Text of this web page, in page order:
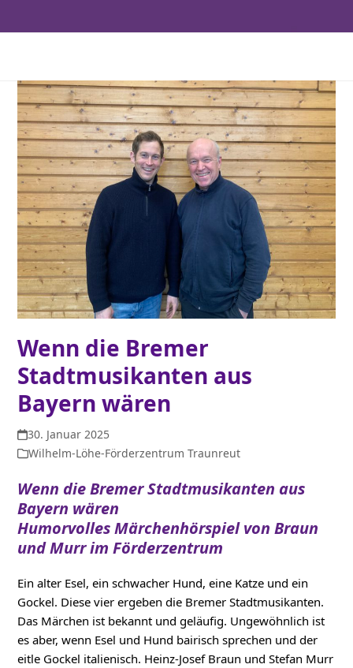
Wenn die Bremer
Stadtmusikanten aus
Bayern wären
30. Januar 2025
Wilhelm-Löhe-Förderzentrum Traunreut
Wenn die Bremer Stadtmusikanten aus
Bayern wären
Humorvolles Märchenhörspiel von Braun
und Murr im Förderzentrum
Ein alter Esel, ein schwacher Hund, eine Katze und ein
Gockel. Diese vier ergeben die Bremer Stadtmusikanten.
Das Märchen ist bekannt und geläufig. Ungewöhnlich ist
es aber, wenn Esel und Hund bairisch sprechen und der
eitle Gockel italienisch. Heinz-Josef Braun und Stefan Murr